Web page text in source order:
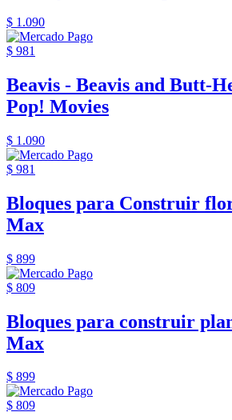
$ 1.090
$ 981
Beavis - Beavis and Butt-
Pop! Movies
$ 1.090
$ 981
Bloques para Construir
Max
$ 899
$ 809
Bloques para construir
Max
$ 899
$ 809